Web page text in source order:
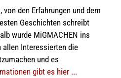
den Erfahrungen und dem
Geschichten schreibt
wurde MiGMACHEN ins
allen Interessierten die
und es
gibt es hier ...